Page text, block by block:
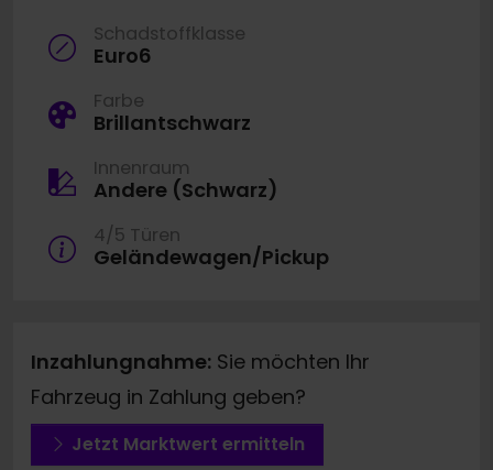
Schadstoffklasse
Euro6
Farbe
Brillantschwarz
Innenraum
Andere (Schwarz)
4/5 Türen
Geländewagen/Pickup
Inzahlungnahme: Sie möchten Ihr
Fahrzeug in Zahlung geben?
Jetzt Marktwert ermitteln